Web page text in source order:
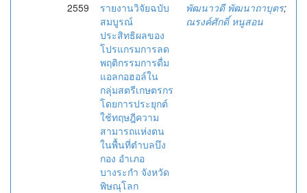
2559
รายงานวิจัยฉบับ
สมบูรณ์
ประสิทธิผลของ
โปรแกรมการลด
พฤติกรรมการดื่ม
แอลกอฮอล์ใน
กลุ่มสตรีเกษตรกร
โดยการประยุกต์
ใช้ทฤษฎีความ
สามารถแห่งตน
ในพื้นที่ตำบลบึง
กอง อำเภอ
บางระกำ จังหวัด
พิษณุโลก
พัฒนาวดี พัฒนาถาบุตร;
ณรงค์ศักดิ์ หนูสอน